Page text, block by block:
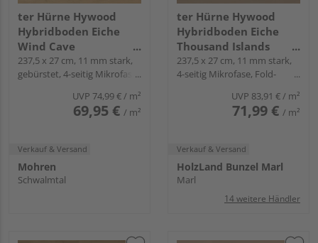
ter Hürne Hywood
Hybridboden Eiche
Wind Cave
Landhausdiele lackiert
ausdrucksstark -
Noblesse Collection
237,5 x 27 cm, 11 mm stark,
gebürstet, 4-seitig Mikrofase,
UVP 74,99 €/ m²
69,95 € / m²
Verkauf & Versand
Mohren
Schwalmtal
ter Hürne Hywood
Hybridboden Eiche
Thousand Islands
Landhausdiele natur-
geölt extramatt ruhig -
Noblesse Collection
237,5 x 27 cm, 11 mm stark,
4-seitig Mikrofase, Fold-
UVP 83,91 €/ m²
71,99 € / m²
Verkauf & Versand
HolzLand Bunzel Marl
Marl
14 weitere Händler